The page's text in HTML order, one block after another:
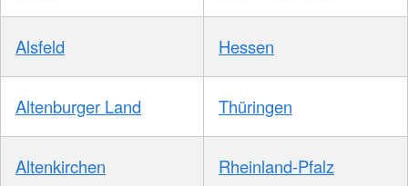
Alsfeld Hessen
Altenburger Land Thüringen
Altenkirchen Rheinland-Pfalz